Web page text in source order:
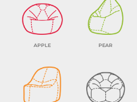
APPLE PEAR